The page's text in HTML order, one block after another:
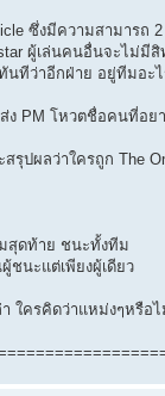
ซึ่งมีความสามารถ
ผู้เล่นคนอื่นจะไม่มี
ทีว่าอีกฝ่าย อยู่ทีมอะ
ง PM โหวตชื่อคนที่อย
รุปผลว่าใครถูก The
สุดท้าย ชนะทั้งทีม
ชนะแต่เพียงผู้เดียว
ใครคิดว่าแหม่งๆหรือ